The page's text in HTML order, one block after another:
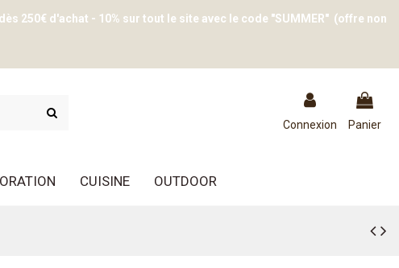
250€ d'achat - 10% sur tout le site avec le code "SUMMER" (offre non
Connexion Panier
CUISINE OUTDOOR